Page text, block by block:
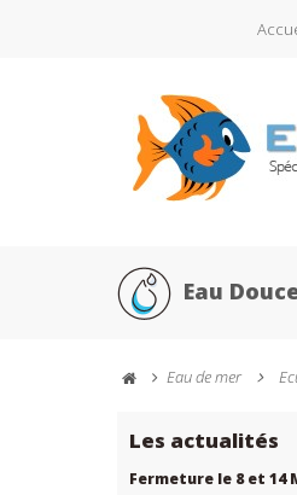
Eau
Eau de mer
Les actualités
Fermeture le 8 et 14